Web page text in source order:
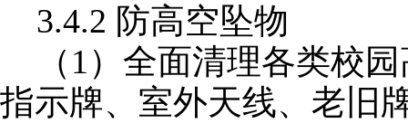
3.4.2 防高空坠物
（ 1）全面清理各类校
指示牌、室外天线、老旧